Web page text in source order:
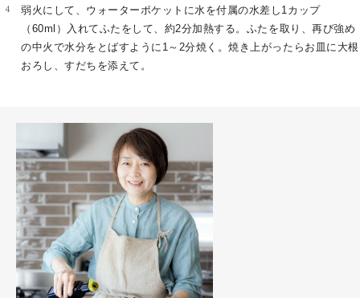
弱火にして、ウォーターポケットに水を付属の水差し1カップ
（60ml）入れてふたをして、約2分加熱する。ふたを取り、再び強め
の中火で水分をとばすように1～2分焼く。焼き上がったらお皿に大根
おろし、すだちを添えて。